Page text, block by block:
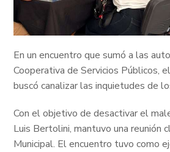
En un encuentro que sumó a las
Cooperativa de Servicios Públicos,
buscó canalizar las inquietudes de
Con el objetivo de desactivar el
Luis Bertolini, mantuvo una reunión
Municipal. El encuentro tuvo como